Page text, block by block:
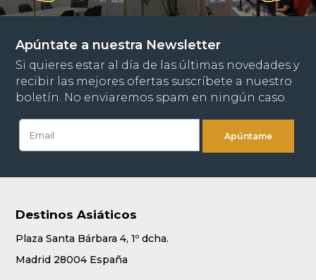
Apúntate a nuestra Newsletter
Si quieres estar al día de las últimas novedades y
recibir las mejores ofertas suscríbete a nuestro
boletín. No enviaremos spam en ningún caso.
Destinos Asiáticos
Plaza Santa Bárbara 4, 1º dcha.
Madrid 28004 España